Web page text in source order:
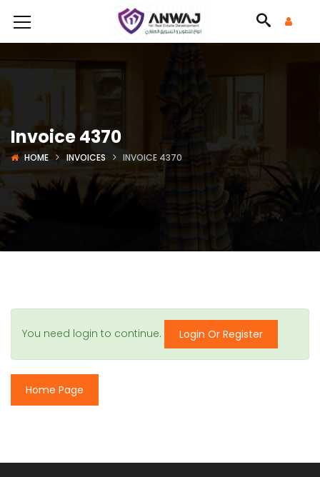
Invoice 4370
HOME INVOICES INVOICE 4370
You need login to continue. Login Or Register
Home Page